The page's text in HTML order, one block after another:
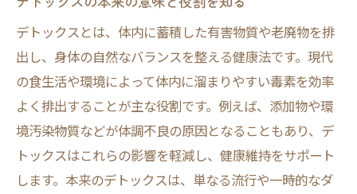
日常生活で無理なく続けるデトックスのコ
体内浄化に有効なデトックスやり方の基本
デトックス最強食材を活用した習慣作り
毒素排出を促すデトックス習慣の秘訣
忙しい人のための実践しやすいデトックス
デトックスとは、体内に蓄積した有害物質や老廃物を排
出し、身体の自然なバランスを整える健康法です。現代
の食生活や環境によって体内に溜まりやすい毒素を効率
よく排出することが主な役割です。例えば、添加物や環
境汚染物質などが体調不良の原因となることもあり、デ
トックスはこれらの影響を軽減し、健康維持をサポート
します。本来のデトックスは、単なる流行や一時的なダ